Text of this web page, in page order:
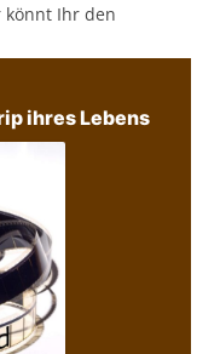
könnt Ihr den